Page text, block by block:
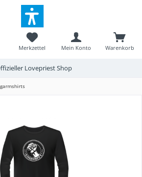
Warenkorb
Merkzettel Mein Konto
Lovepriest Shop